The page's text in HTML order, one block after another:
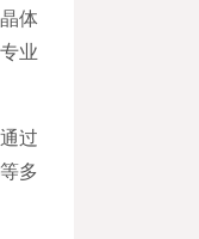
体
业
过
多